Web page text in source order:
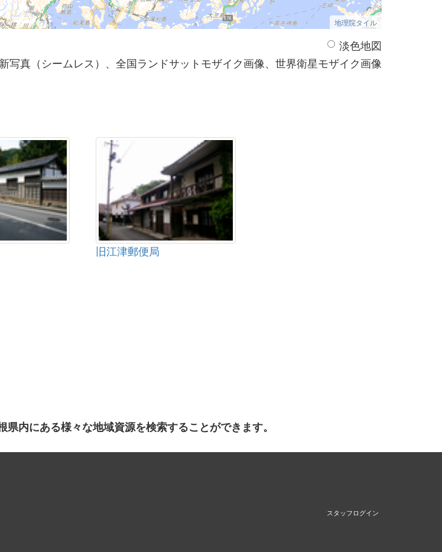
地理院タイル
淡色地図
写真（シームレス）、全国ランドサットモザイク画像、世界衛星モザイク画像
旧江津郵便局
県内にある様々な地域資源を検索することができます。
スタッフログイン